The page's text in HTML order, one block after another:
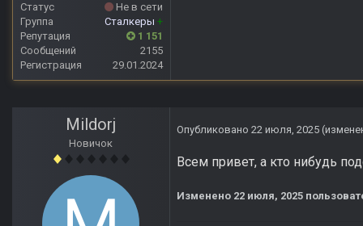
Статус
Не в сети
Группа
Сталкеры +
Репутация
1 151
Сообщений
2155
Регистрация
29.01.2024
Mildorj
Новичок
Опубликовано 22 июля, 2025
Всем привет, а кто нибудь
Изменено 22 июля, 2025